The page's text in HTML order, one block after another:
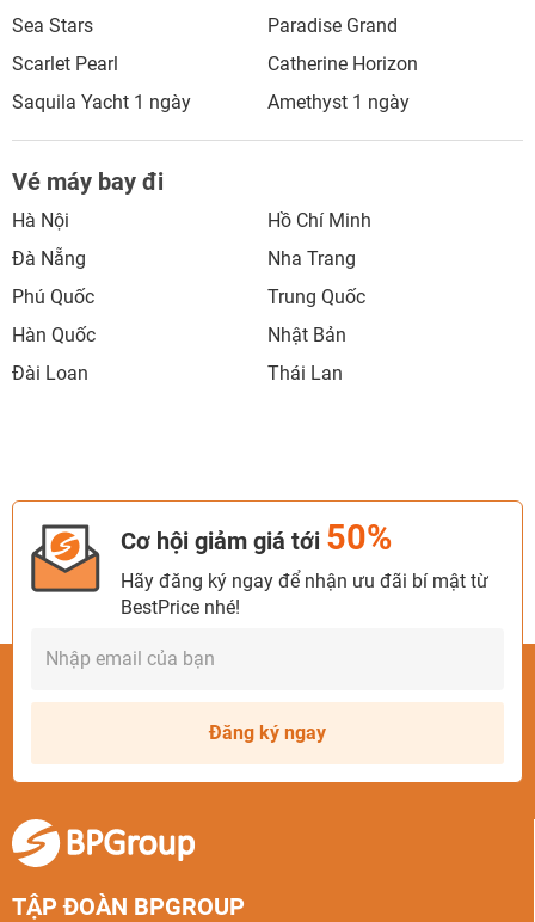
Sea Stars
Paradise Grand
Scarlet Pearl
Catherine Horizon
Saquila Yacht 1 ngày
Amethyst 1 ngày
Vé máy bay đi
Hà Nội
Hồ Chí Minh
Đà Nẵng
Nha Trang
Phú Quốc
Trung Quốc
Hàn Quốc
Nhật Bản
Đài Loan
Thái Lan
Cơ hội giảm giá tới 50%
Hãy đăng ký ngay để nhận ưu đãi bí mật từ
BestPrice nhé!
Đăng ký ngay
TẬP ĐOÀN BPGROUP